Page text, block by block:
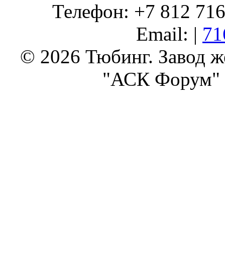
Телефон: +7 812
Email: |
© 2026 Тюбинг. Завод
"АСК Форум"